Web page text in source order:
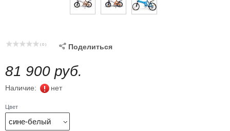
( 0 )  Поделиться
81 900 руб.
Наличие: нет
Цвет
сине-белый